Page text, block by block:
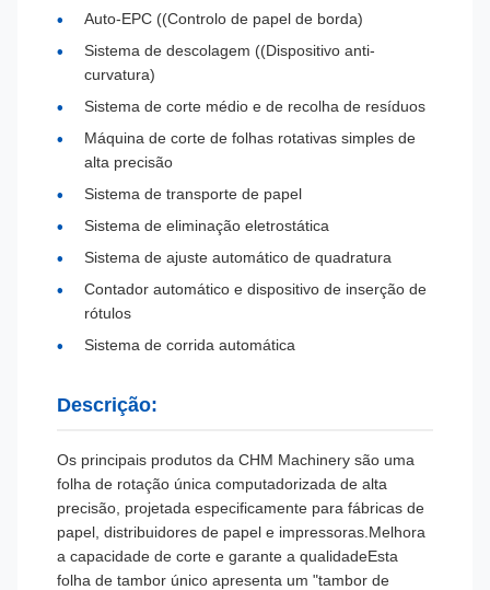
Auto-EPC ((Controlo de papel de borda)
Sistema de descolagem ((Dispositivo anti-
curvatura)
Sistema de corte médio e de recolha de resíduos
Máquina de corte de folhas rotativas simples de
alta precisão
Sistema de transporte de papel
Sistema de eliminação eletrostática
Sistema de ajuste automático de quadratura
Contador automático e dispositivo de inserção de
rótulos
Sistema de corrida automática
Descrição:
Os principais produtos da CHM Machinery são uma
folha de rotação única computadorizada de alta
precisão, projetada especificamente para fábricas de
papel, distribuidores de papel e impressoras.Melhora
a capacidade de corte e garante a qualidadeEsta
folha de tambor único apresenta um "tambor de